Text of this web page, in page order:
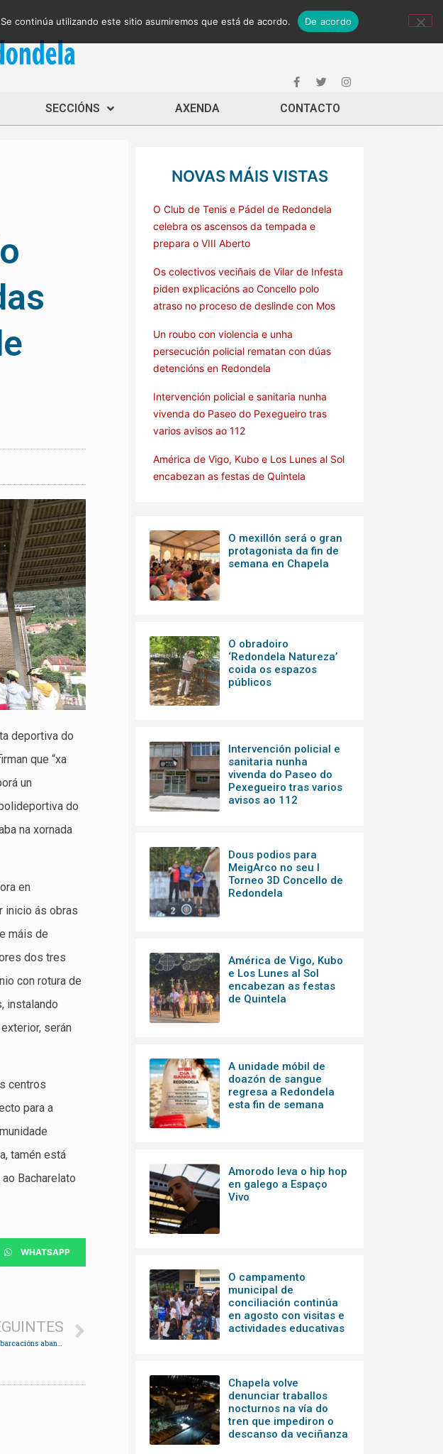
SECCIÓNS AXENDA CONTACTO
deportiva do
que “xa
un
do
na xornada
en
inicio ás obras
máis de
dos tres
con rotura de
instalando
serán
centros
para a
tamén está
Bacharelato
WHATSAPP
NOVAS MÁIS VISTAS
O Club de Tenis e Pádel de Redondela
celebra os ascensos da tempada e
prepara o VIII Aberto
Os colectivos veciñais de Vilar de Infesta
piden explicacións ao Concello polo
atraso no proceso de deslinde con Mos
Un roubo con violencia e unha
persecución policial rematan con dúas
detencións en Redondela
Intervención policial e sanitaria nunha
vivenda do Paseo do Pexegueiro tras
varios avisos ao 112
América de Vigo, Kubo e Los Lunes al Sol
encabezan as festas de Quintela
O mexillón será o gran
protagonista da fin de
semana en Chapela
O obradoiro
‘Redondela Natureza’
coida os espazos
públicos
Intervención policial e
sanitaria nunha
vivenda do Paseo do
Pexegueiro tras varios
avisos ao 112
Dous podios para
MeigArco no seu I
Torneo 3D Concello de
Redondela
América de Vigo, Kubo
e Los Lunes al Sol
encabezan as festas
de Quintela
A unidade móbil de
doazón de sangue
regresa a Redondela
esta fin de semana
Amorodo leva o hip hop
en galego a Espaço
Vivo
O campamento
municipal de
conciliación continúa
en agosto con visitas e
actividades educativas
Chapela volve
denunciar traballos
nocturnos na vía do
tren que impediron o
descanso da veciñanza
continúa utilizando este sitio asumiremos que está de acordo. De acordo